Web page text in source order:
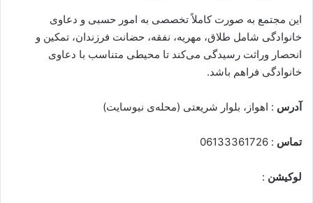
این مجتمع به صورت کاملاً تخصصی به امور حسبی و دعاوی
خانوادگی شامل طلاق، مهریه، نفقه، حضانت فرزندان، تمکین و
انحصار وراثت رسیدگی می‌کند تا محیطی متناسب با دعاوی
خانوادگی فراهم باشد.
آدرس : اهواز، بلوار شریعتی (محله‌ی نیوسایت)
تماس : 06133361726
لوکیشن :